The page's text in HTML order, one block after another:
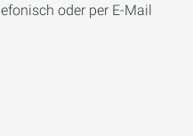
oder per E-Mail